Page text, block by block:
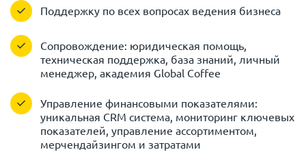
Поддержку по всех вопросах ведения бизнеса
Сопровождение: юридическая помощь,
техническая поддержка, база знаний, личный
менеджер, академия Global Coffee
Управление финансовыми показателями:
уникальная CRM система, мониторинг ключевых
показателей, управление ассортиментом,
мерчендайзингом и затратами